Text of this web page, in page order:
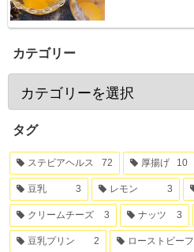
カテゴリー
タグ
ステビアヘルス 72 厚揚げ 10
豆乳 3 レモン 3
クリームチーズ 3 ナッツ 3
豆乳プリン 2 ローストビーフ